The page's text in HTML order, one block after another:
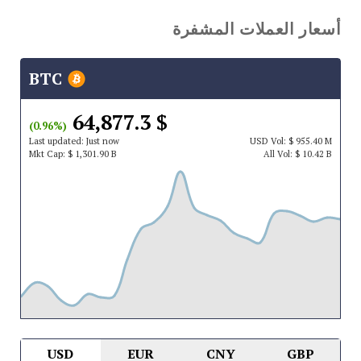
أسعار العملات المشفرة
$ 64,877.3
(0.96%)
Last updated: Just now USDVol: $ 955.40 M
Mkt Cap: $ 1,301.90 B All Vol: $ 10.42 B
USD EUR CNY GBP